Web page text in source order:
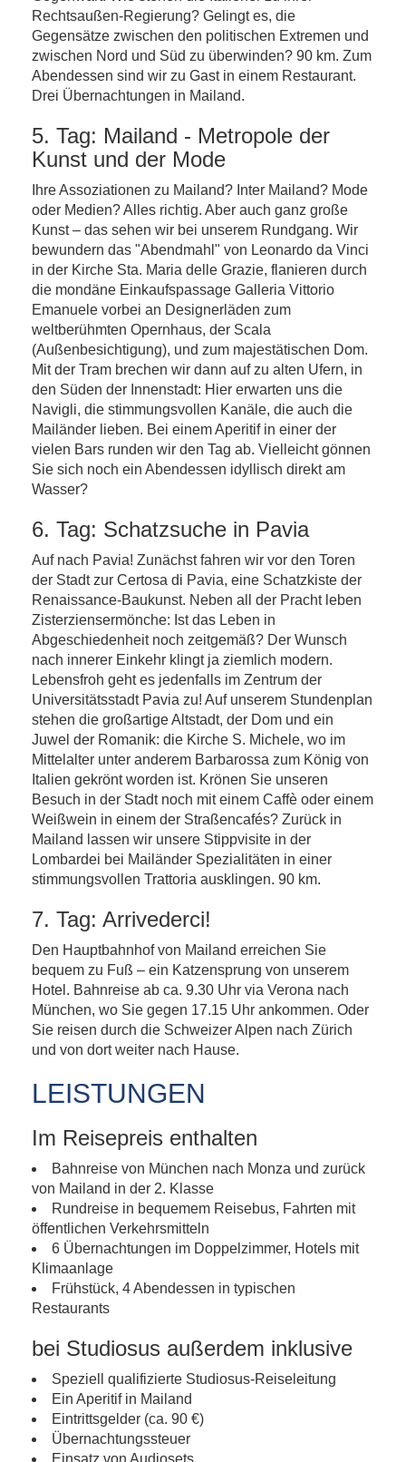
Rechtsaußen-Regierung? Gelingt es, die
Gegensätze zwischen den politischen Extremen und
zwischen Nord und Süd zu überwinden? 90 km. Zum
Abendessen sind wir zu Gast in einem Restaurant.
Drei Übernachtungen in Mailand.
5. Tag: Mailand - Metropole der
Kunst und der Mode
Ihre Assoziationen zu Mailand? Inter Mailand? Mode
oder Medien? Alles richtig. Aber auch ganz große
Kunst – das sehen wir bei unserem Rundgang. Wir
bewundern das "Abendmahl" von Leonardo da Vinci
in der Kirche Sta. Maria delle Grazie, flanieren durch
die mondäne Einkaufspassage Galleria Vittorio
Emanuele vorbei an Designerläden zum
weltberühmten Opernhaus, der Scala
(Außenbesichtigung), und zum majestätischen Dom.
Mit der Tram brechen wir dann auf zu alten Ufern, in
den Süden der Innenstadt: Hier erwarten uns die
Navigli, die stimmungsvollen Kanäle, die auch die
Mailänder lieben. Bei einem Aperitif in einer der
vielen Bars runden wir den Tag ab. Vielleicht gönnen
Sie sich noch ein Abendessen idyllisch direkt am
Wasser?
6. Tag: Schatzsuche in Pavia
Auf nach Pavia! Zunächst fahren wir vor den Toren
der Stadt zur Certosa di Pavia, eine Schatzkiste der
Renaissance-Baukunst. Neben all der Pracht leben
Zisterziensermönche: Ist das Leben in
Abgeschiedenheit noch zeitgemäß? Der Wunsch
nach innerer Einkehr klingt ja ziemlich modern.
Lebensfroh geht es jedenfalls im Zentrum der
Universitätsstadt Pavia zu! Auf unserem Stundenplan
stehen die großartige Altstadt, der Dom und ein
Juwel der Romanik: die Kirche S. Michele, wo im
Mittelalter unter anderem Barbarossa zum König von
Italien gekrönt worden ist. Krönen Sie unseren
Besuch in der Stadt noch mit einem Caffè oder einem
Weißwein in einem der Straßencafés? Zurück in
Mailand lassen wir unsere Stippvisite in der
Lombardei bei Mailänder Spezialitäten in einer
stimmungsvollen Trattoria ausklingen. 90 km.
7. Tag: Arrivederci!
Den Hauptbahnhof von Mailand erreichen Sie
bequem zu Fuß – ein Katzensprung von unserem
Hotel. Bahnreise ab ca. 9.30 Uhr via Verona nach
München, wo Sie gegen 17.15 Uhr ankommen. Oder
Sie reisen durch die Schweizer Alpen nach Zürich
und von dort weiter nach Hause.
LEISTUNGEN
Im Reisepreis enthalten
Bahnreise von München nach Monza und zurück
von Mailand in der 2. Klasse
Rundreise in bequemem Reisebus, Fahrten mit
öffentlichen Verkehrsmitteln
6 Übernachtungen im Doppelzimmer, Hotels mit
Klimaanlage
Frühstück, 4 Abendessen in typischen
Restaurants
bei Studiosus außerdem inklusive
Speziell qualifizierte Studiosus-Reiseleitung
Ein Aperitif in Mailand
Eintrittsgelder (ca. 90 €)
Übernachtungssteuer
Einsatz von Audiosets